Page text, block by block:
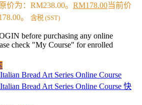
价为：RM238.00。 RM178.00当前价
。
含税 (SST)
before purchasing any online
check "My Course" for enrolled
快